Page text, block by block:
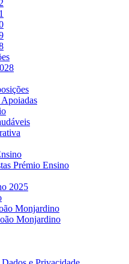
Prémio Ensino
2025
Monjardino
Monjardino